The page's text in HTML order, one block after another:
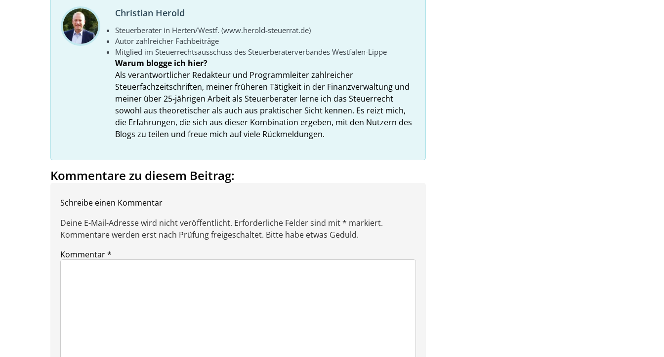
Christian Herold
Steuerberater in Herten/Westf. (www.herold-steuerrat.de)
Autor zahlreicher Fachbeiträge
Mitglied im Steuerrechtsausschuss des Steuerberaterverbandes Westfalen-Lippe
Warum blogge ich hier?
Als verantwortlicher Redakteur und Programmleiter zahlreicher
Steuerfachzeitschriften, meiner früheren Tätigkeit in der Finanzverwaltung und
meiner über 25-jährigen Arbeit als Steuerberater lerne ich das Steuerrecht
sowohl aus theoretischer als auch aus praktischer Sicht kennen. Es reizt mich,
die Erfahrungen, die sich aus dieser Kombination ergeben, mit den Nutzern des
Blogs zu teilen und freue mich auf viele Rückmeldungen.
Kommentare zu diesem Beitrag:
Schreibe einen Kommentar
Deine E-Mail-Adresse wird nicht veröffentlicht. Erforderliche Felder sind mit * markiert.
Kommentare werden erst nach Prüfung freigeschaltet. Bitte habe etwas Geduld.
Kommentar*